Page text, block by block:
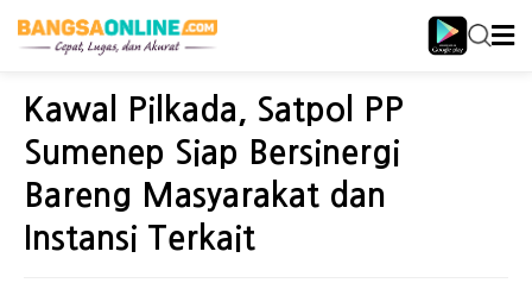
Home Jawa Timur
Kawal Pilkada, Satpol PP
Sumenep Siap Bersinergi
Bareng Masyarakat dan
Instansi Terkait